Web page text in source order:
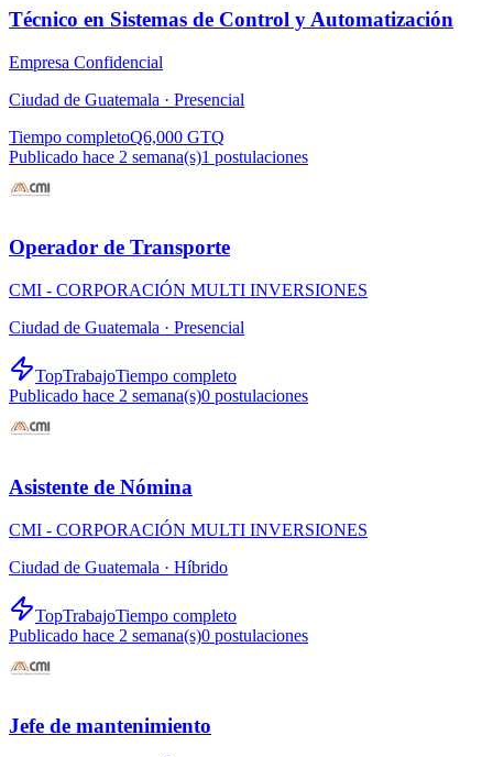
Técnico en Sistemas de Control y Automatización
Empresa Confidencial
Ciudad de Guatemala · Presencial
Tiempo completoQ6,000 GTQ
Publicado hace 2 semana(s)1 postulaciones
Operador de Transporte
CMI - CORPORACIÓN MULTI INVERSIONES
Ciudad de Guatemala · Presencial
TopTrabajoTiempo completo
Publicado hace 2 semana(s)0 postulaciones
Asistente de Nómina
CMI - CORPORACIÓN MULTI INVERSIONES
Ciudad de Guatemala · Híbrido
TopTrabajoTiempo completo
Publicado hace 2 semana(s)0 postulaciones
Jefe de mantenimiento